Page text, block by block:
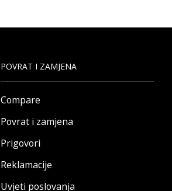
POVRAT I ZAMJENA
Compare
Povrat i zamjena
Prigovori
Reklamacije
Uvjeti poslovanja